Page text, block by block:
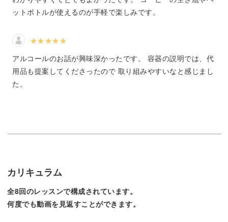
ご自宅で作ることで、無添加のおいしい漬物を召し上がっ
できます。
よう？」と、その日の気分に合わせてお漬物を選んで、楽
意外とハードルが低い漬物
ットボトルが使えるのが手軽で楽しみです。
アルコールのお話が興味深かったです。 容器の説明では、代
用品も提案してくださったので 取り組みやすいなと感じまし
た。
カリキュラム
全8回のレッスンで構成されています。
何度でも動画を見返すことができます。